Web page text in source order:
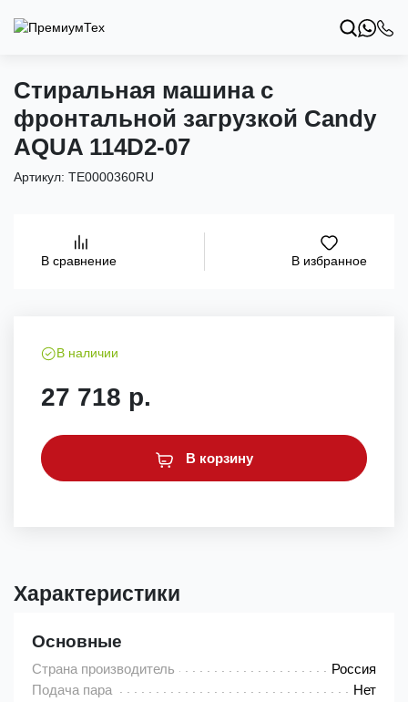
Стиральная машина с
фронтальной загрузкой Candy
AQUA 114D2-07
Артикул: TE0000360RU
В сравнение В избранное
В наличии
27 718 р.
В корзину
Характеристики
Основные
Страна производитель
Россия
Подача пара
Нет